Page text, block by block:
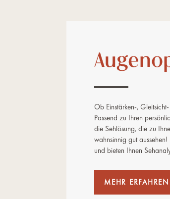
Ob Einstärken-,
Passend zu Ihren
die Sehlösung, die zu
wahnsinnig gut
und bieten Ihnen
MEHR ERFAHREN